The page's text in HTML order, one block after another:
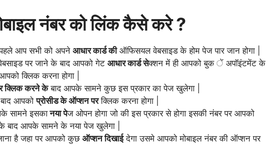
नंबर को लिंक कैसे करे ?
आप सभी को अपने आधार कार्ड कीऑफिसयल वेबसाइड के होम पेज पार जान होगा |
पर जाने के बाद आपको गेट आधार कार्ड सेक्शन में ही आपको बुक ें अपॉइंटमेंट के
क्लिक करना होगा |
क्लिक करने केबाद आपके सामने कुछ इस प्रकार का पेज खुलेगा |
आपकोप्रोसीड के ऑप्शन परक्लिक करना होगा |
सामने इसकानया पेज ओपन होगा जो की इस प्रकार से होगा इसकी नंबर पर आपको
बाद आपके सामने के नया पेज खुलेगा |
है जहा पर आपको कुछ ऑप्शन दिखाईदेगा उसमे आपको मोबाइल नंबर की ऑप्शन पर